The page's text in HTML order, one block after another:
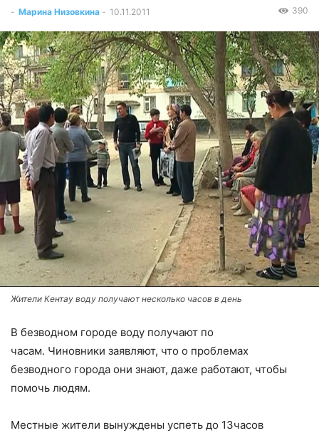
- Марина Низовкина - 10.11.2011 390
Жители Кентау воду получают несколько часов в день
В безводном городе воду получают по
часам. Чиновники заявляют, что о проблемах
безводного города они знают, даже работают, чтобы
помочь людям.
Местные жители вынуждены успеть до 13часов